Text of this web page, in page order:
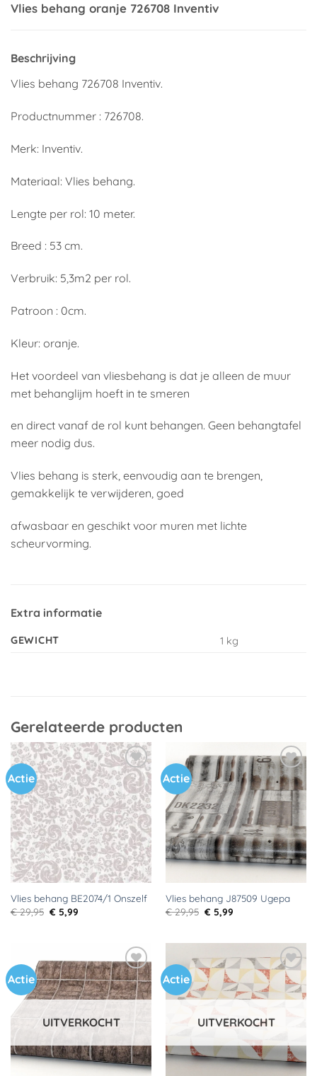
Vlies behang oranje 726708 Inventiv
Beschrijving
Vlies behang 726708 Inventiv.
Productnummer : 726708.
Merk: Inventiv.
Materiaal: Vlies behang.
Lengte per rol: 10 meter.
Breed : 53 cm.
Verbruik: 5,3m2 per rol.
Patroon : 0cm.
Kleur: oranje.
Het voordeel van vliesbehang is dat je alleen de muur
met behanglijm hoeft in te smeren
en direct vanaf de rol kunt behangen. Geen behangtafel
meer nodig dus.
Vlies behang is sterk, eenvoudig aan te brengen,
gemakkelijk te verwijderen, goed
afwasbaar en geschikt voor muren met lichte
scheurvorming.
Extra informatie
GEWICHT 1 kg
Gerelateerde producten
Actie
Toevoegen
aan
verlanglijst
Vlies behang BE2074/1 Onszelf
€29,95 Oorspronkelijke
prijs
€ 5,99Huidige
Actie
Toevoegen
aan
verlanglijst
Vlies behang J87509 Ugepa
€29,95 Oorspronkelijke
prijs
€ 5,99Huidige
Actie
Toevoegen
aan
verlanglijst
UITVERKOCHT
Actie
Toevoegen
aan
verlanglijst
UITVERKOCHT